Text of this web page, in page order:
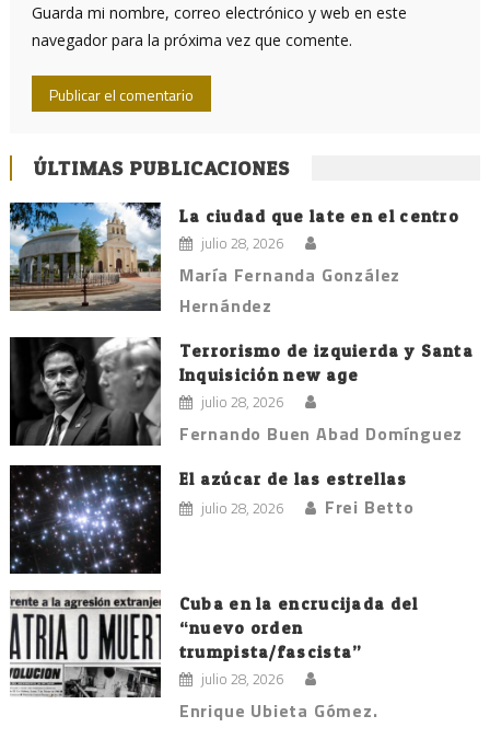
Guarda mi nombre, correo electrónico y web en este
navegador para la próxima vez que comente.
ÚLTIMAS PUBLICACIONES
La ciudad que late en el centro
julio 28, 2026
María Fernanda González
Hernández
Terrorismo de izquierda y Santa
Inquisición new age
julio 28, 2026
Fernando Buen Abad Domínguez
El azúcar de las estrellas
julio 28, 2026 Frei Betto
Cuba en la encrucijada del
“nuevo orden
trumpista/fascista”
julio 28, 2026
Enrique Ubieta Gómez.